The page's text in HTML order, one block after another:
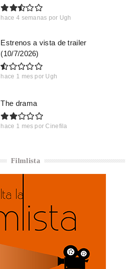
hace 4 semanas por Ugh
Estrenos a vista de trailer
(10/7/2026)
hace 1 mes por Ugh
The drama
hace 1 mes por Cinefila
Filmlista